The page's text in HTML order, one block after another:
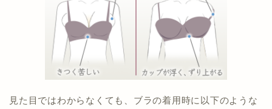
見た目ではわからなくても、ブラの着用時に以下のような